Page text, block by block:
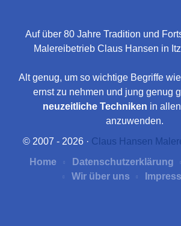
Auf über 80 Jahre Tradition und
Malereibetrieb Claus Hansen in
Alt genug, um so wichtige Begriffe wie
ernst zu nehmen und jung genug
neuzeitliche Techniken in
anzuwenden.
© 2007 - 2026 · Claus Hansen
Home
Datenschutzerklärung
Wir über uns